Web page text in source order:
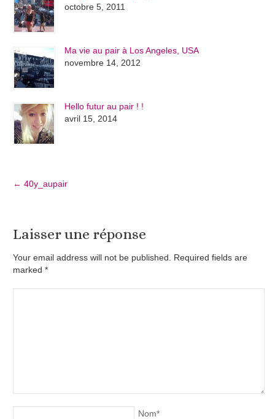
octobre 5, 2011
Ma vie au pair à Los Angeles, USA
novembre 14, 2012
Hello futur au pair ! !
avril 15, 2014
← 40y_aupair
Laisser une réponse
Your email address will not be published. Required fields are
marked*
Nom*